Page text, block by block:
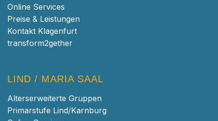
Online Services
Preise & Leistungen
Kontakt Klagenfurt
transform2gether
LIND / MARIA SAAL
Alterserweiterte Gruppen
Primarstufe Lind/Karnburg